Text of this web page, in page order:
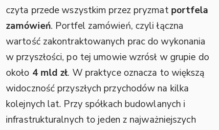
czyta przede wszystkim przez pryzmat portfela
zamówień. Portfel zamówień, czyli łączna
wartość zakontraktowanych prac do wykonania
w przyszłości, po tej umowie wzrósł w grupie do
około 4 mld zł. W praktyce oznacza to większą
widoczność przyszłych przychodów na kilka
kolejnych lat. Przy spółkach budowlanych i
infrastrukturalnych to jeden z najważniejszych